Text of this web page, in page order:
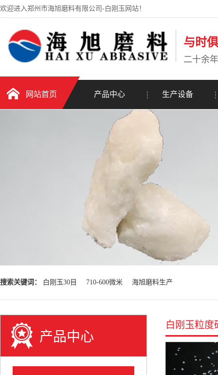
欢迎进入郑州市海旭磨料有限公司-白刚玉网站！
与时
二十余
网站首页 产品中心 生产设备
搜索关键词： 白刚玉30目 710-600微米 海旭磨料生产
产品中心
白刚玉粒度